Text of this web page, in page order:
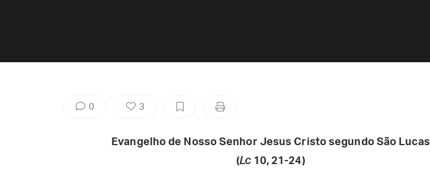
0 3
Evangelho de Nosso Senhor Jesus Cristo segundo São Lucas
(Lc10, 21-24)